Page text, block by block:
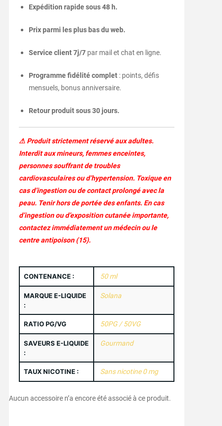
Expédition rapide sous 48 h.
Prix parmi les plus bas du web.
Service client 7j/7par mail et chat en ligne.
Programme fidélité complet: points, défis
mensuels, bonus anniversaire.
Retour produit sous 30 jours.
⚠ Produit strictement réservé aux adultes.
Interdit aux mineurs, femmes enceintes,
personnes souffrant de troubles
cardiovasculaires ou d’hypertension. Toxique en
cas d’ingestion ou de contact prolongé avec la
peau. Tenir hors de portée des enfants. En cas
d’ingestion ou d’exposition cutanée importante,
contactez immédiatement un médecin ou le
centre antipoison (15).
CONTENANCE : 50 ml
MARQUE E-LIQUIDE
:
Solana
RATIO PG/VG 50PG / 50VG
SAVEURS E-LIQUIDE
:
Gourmand
TAUX NICOTINE : Sans nicotine 0 mg
Aucun accessoire n’a encore été associé à ce produit.